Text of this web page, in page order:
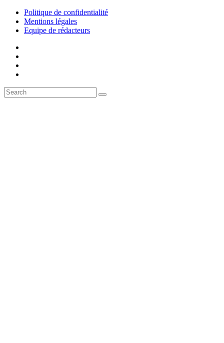
Politique de confidentialité
Mentions légales
Equipe de rédacteurs